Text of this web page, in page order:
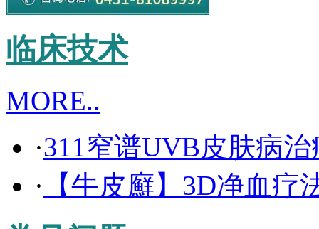
临床技术
MORE..
·311窄谱UVB皮肤病治
· 【牛皮廯】3D净血疗